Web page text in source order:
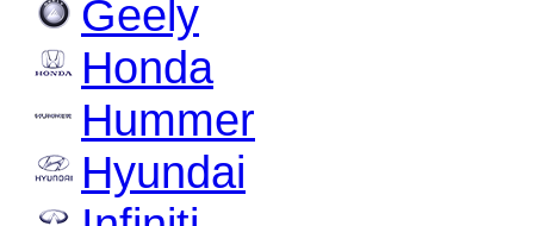
Geely
Honda
Hummer
Hyundai